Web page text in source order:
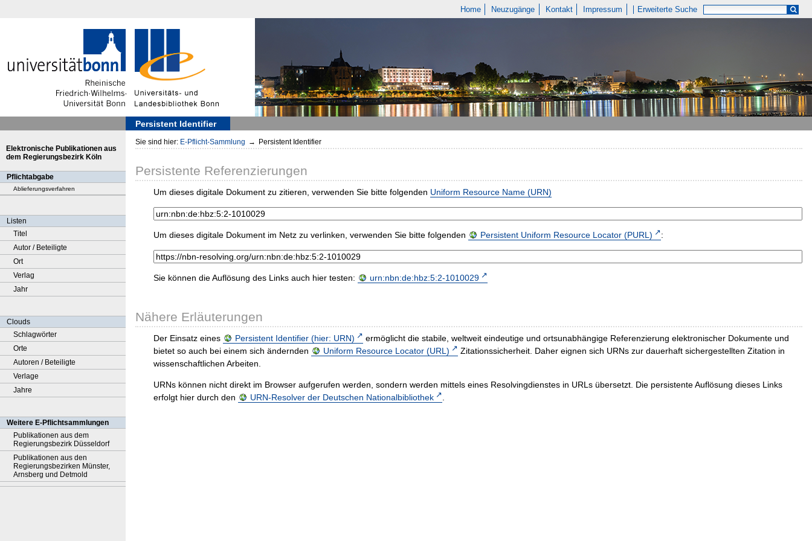
Home Neuzugänge Kontakt Impressum Erweiterte Suche
Persistent Identifier
Elektronische Publikationen aus
dem Regierungsbezirk Köln
Pflichtabgabe
Ablieferungsverfahren
Listen
Titel
Autor / Beteiligte
Ort
Verlag
Jahr
Clouds
Schlagwörter
Orte
Autoren / Beteiligte
Verlage
Jahre
Weitere E-Pflichtsammlungen
Publikationen aus dem
Regierungsbezirk Düsseldorf
Publikationen aus den
Regierungsbezirken Münster,
Arnsberg und Detmold
Sie sind hier: E-Pflicht-Sammlung → Persistent Identifier
Persistente Referenzierungen
Um dieses digitale Dokument zu zitieren, verwenden Sie bitte folgenden Uniform Resource Name (URN)
Um dieses digitale Dokument im Netz zu verlinken, verwenden Sie bitte folgenden Persistent Uniform Resource Locator (PURL) :
Sie können die Auflösung des Links auch hier testen: urn:nbn:de:hbz:5:2-1010029
Nähere Erläuterungen
Der Einsatz eines Persistent Identifier (hier: URN)
ermöglicht die stabile, weltweit eindeutige und ortsunabhängige Referenzierung elektronischer Dokumente und
bietet so auch bei einem sich ändernden
Uniform Resource Locator (URL)
Zitationssicherheit. Daher eignen sich URNs zur dauerhaft sichergestellten Zitation in
wissenschaftlichen Arbeiten.
URNs können nicht direkt im Browser aufgerufen werden, sondern werden mittels eines Resolvingdienstes in URLs übersetzt. Die persistente Auflösung dieses Links
erfolgt hier durch den
URN-Resolver der Deutschen Nationalbibliothek .